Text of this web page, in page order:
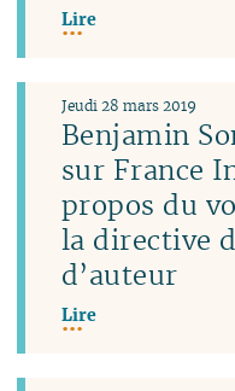
Lire
Benjamin
sur France
propos du
la directive
d’auteur
Jeudi 28 mars 2019
Lire